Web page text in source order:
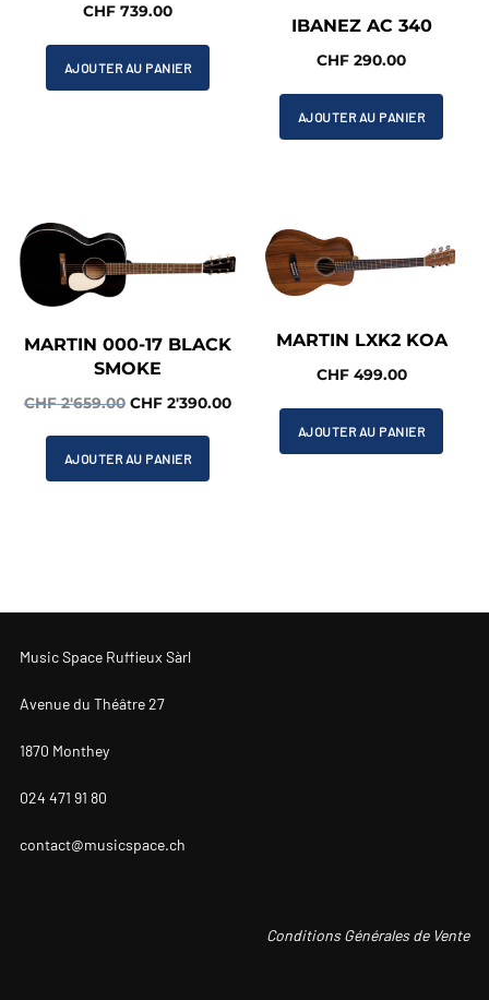
CHF739.00
AJOUTER AU PANIER
IBANEZ AC 340
CHF 290.00
AJOUTER AU PANIER
MARTIN 000-17 BLACK
SMOKE
CHF2'659.00 Le
initial
était :
CHF2'390.00Le
AJOUTER AU PANIER
MARTIN LXK2 KOA
CHF499.00
AJOUTER AU PANIER
Music Space Ruffieux Sàrl
Avenue du Théâtre 27
1870 Monthey
024 471 91 80
contact@musicspace.ch
Conditions Générales de Vente